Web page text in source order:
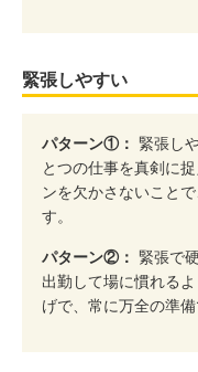
緊張しやすい
パターン①：
緊張し
とつの仕事を真剣に
ンを欠かさないこと
す。
パターン②：
緊張で
出勤して場に慣れる
げで、常に万全の準